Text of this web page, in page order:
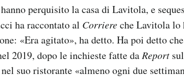
perquisito la casa di Lavitola, e
ha raccontato al Corriereche Lavitola lo
«Era agitato», ha detto. Ha poi detto
2019, dopo le inchieste fatte daReport
suo ristorante «almeno ogni due